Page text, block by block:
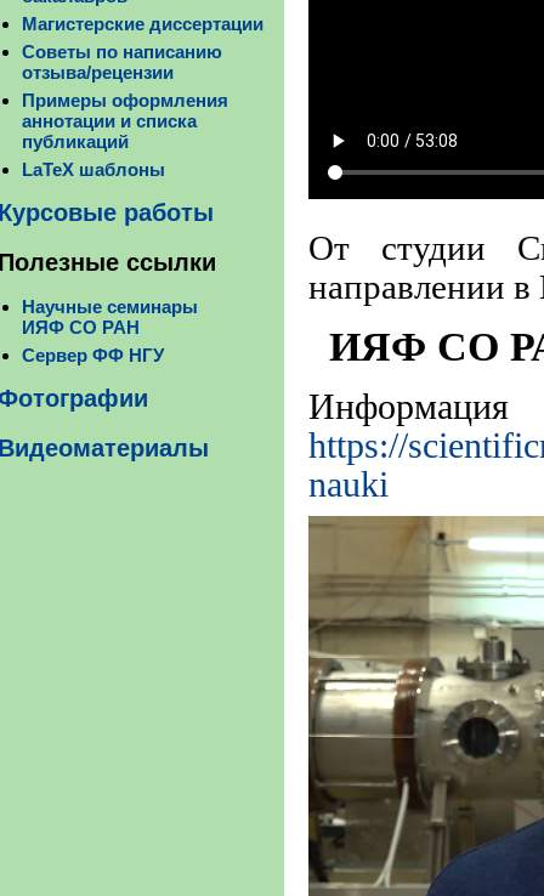
Магистерские диссертации
Советы по написанию
отзыва/рецензии
Примеры оформления
аннотации и списка
публикаций
LaTeX шаблоны
работы
ссылки
Научные семинары
ИЯФ СО РАН
Сервер ФФ НГУ
От студии
направлении
ИЯФ СО
Информация
https://
nauki